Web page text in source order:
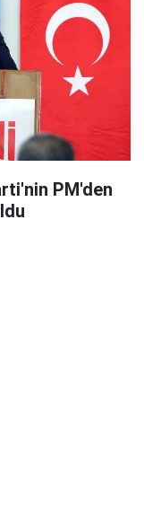
PM'den